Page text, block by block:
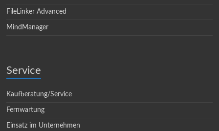
FileLinker Advanced
MindManager
Service
Kaufberatung/Service
Fernwartung
Einsatz im Unternehmen